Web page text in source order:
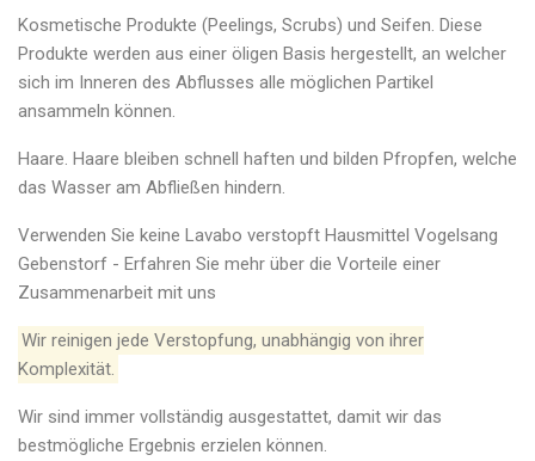
Kosmetische Produkte (Peelings, Scrubs) und Seifen. Diese
Produkte werden aus einer öligen Basis hergestellt, an welcher
sich im Inneren des Abflusses alle möglichen Partikel
ansammeln können.
Haare. Haare bleiben schnell haften und bilden Pfropfen, welche
das Wasser am Abfließen hindern.
Verwenden Sie keine Lavabo verstopft Hausmittel Vogelsang
Gebenstorf - Erfahren Sie mehr über die Vorteile einer
Zusammenarbeit mit uns
Wir reinigen jede Verstopfung, unabhängig von ihrer
Komplexität.
Wir sind immer vollständig ausgestattet, damit wir das
bestmögliche Ergebnis erzielen können.